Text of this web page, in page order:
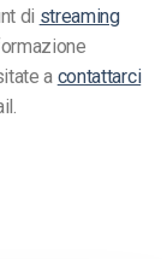
di streaming
a contattarci